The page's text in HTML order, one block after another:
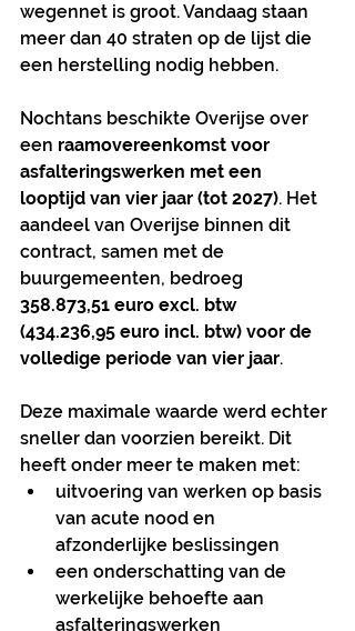
wegennet is groot. Vandaag staan
meer dan 40 straten op de lijst die
een herstelling nodig hebben.
Nochtans beschikte Overijse over
een raamovereenkomst voor
asfalteringswerken met een
looptijd van vier jaar (tot 2027). Het
aandeel van Overijse binnen dit
contract, samen met de
buurgemeenten, bedroeg
358.873,51 euro excl. btw
(434.236,95 euro incl. btw) voor de
volledige periode van vier jaar.
Deze maximale waarde werd echter
sneller dan voorzien bereikt. Dit
heeft onder meer te maken met:
uitvoering van werken op basis
van acute nood en
afzonderlijke beslissingen
een onderschatting van de
werkelijke behoefte aan
asfalteringswerken